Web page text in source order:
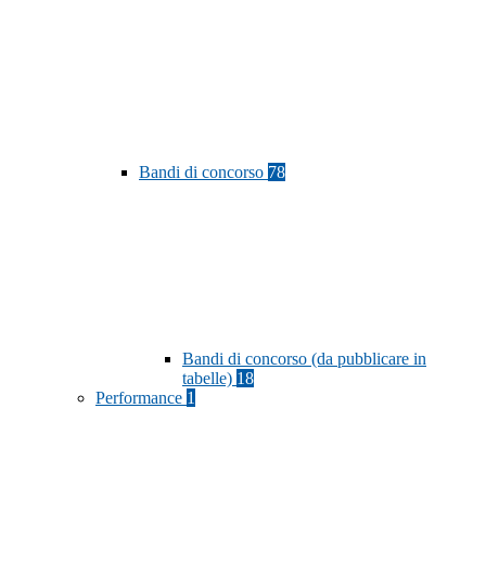
Bandi di concorso 78
Bandi di concorso (da pubblicare in
tabelle) 18
Performance 1